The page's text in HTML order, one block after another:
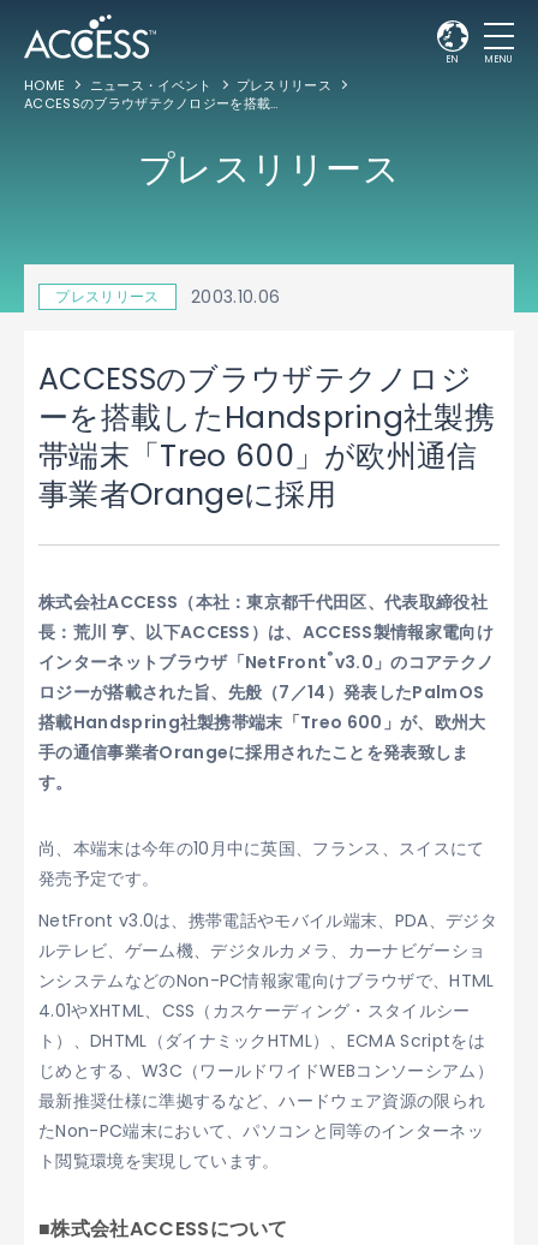
EN MENU
HOME ニュース・イベント
プレスリリース
ACCESSのブラウザテクノロジーを搭載したHandspring社製携帯端末「Treo 600」が欧州通信事業者Orangeに採用
プレスリリース
プレスリリース 2003.10.06
ACCESSのブラウザテクノロジ
ーを搭載したHandspring社製携
帯端末「Treo 600」が欧州通信
事業者Orangeに採用
株式会社ACCESS（本社：東京都千代田区、代表取締役社
長：荒川 亨、以下ACCESS）は、ACCESS製情報家電向け
インターネットブラウザ「NetFront®v3.0」のコアテクノ
ロジーが搭載された旨、先般（7／14）発表したPalmOS
搭載Handspring社製携帯端末「Treo 600」が、欧州大
手の通信事業者Orangeに採用されたことを発表致しま
す。
尚、本端末は今年の10月中に英国、フランス、スイスにて
発売予定です。
NetFront v3.0は、携帯電話やモバイル端末、PDA、デジタ
ルテレビ、ゲーム機、デジタルカメラ、カーナビゲーショ
ンシステムなどのNon-PC情報家電向けブラウザで、HTML
4.01やXHTML、CSS（カスケーディング・スタイルシー
ト）、DHTML（ダイナミックHTML）、ECMA Scriptをは
じめとする、W3C（ワールドワイドWEBコンソーシアム）
最新推奨仕様に準拠するなど、ハードウェア資源の限られ
たNon-PC端末において、パソコンと同等のインターネッ
ト閲覧環境を実現しています。
■株式会社ACCESSについて